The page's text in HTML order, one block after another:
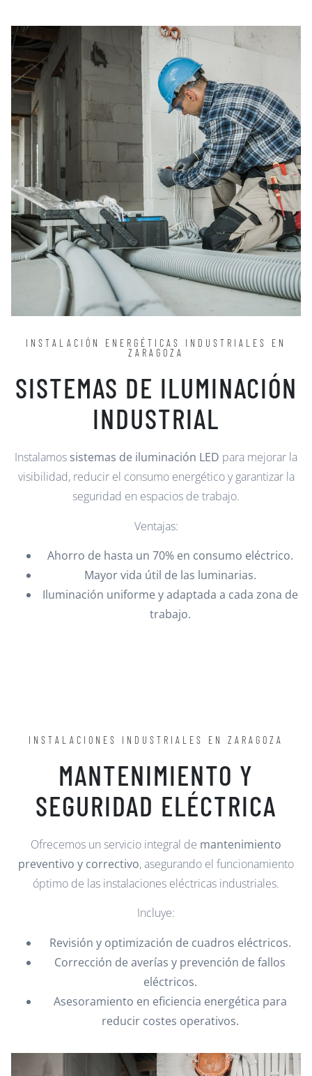
INSTALACIÓN ENERGÉTICAS INDUSTRIALES EN
ZARAGOZA
SISTEMAS DE ILUMINACIÓN
INDUSTRIAL
Instalamos sistemas de iluminación LED para mejorar la
visibilidad, reducir el consumo energético y garantizar la
seguridad en espacios de trabajo.
Ventajas:
Ahorro de hasta un 70% en consumo eléctrico.
Mayor vida útil de las luminarias.
Iluminación uniforme y adaptada a cada zona de
trabajo.
INSTALACIONES INDUSTRIALES EN ZARAGOZA
MANTENIMIENTO Y
SEGURIDAD ELÉCTRICA
Ofrecemos un servicio integral de mantenimiento
preventivo y correctivo, asegurando el funcionamiento
óptimo de las instalaciones eléctricas industriales.
Incluye:
Revisión y optimización de cuadros eléctricos.
Corrección de averías y prevención de fallos
eléctricos.
Asesoramiento en eficiencia energética para
reducir costes operativos.